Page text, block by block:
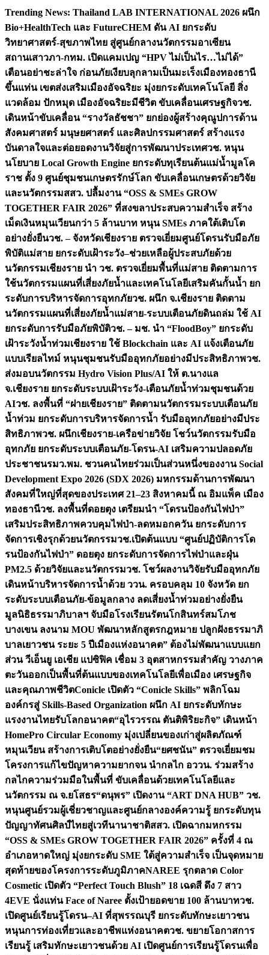
Skip
content
Trending News: Thailand LAB INTERNATIONAL 2026 ผนึก
Bio+HealthTech และ FutureCHEM ดัน AI ยกระดับ
วิทยาศาสตร์-สุขภาพไทย สู่ศูนย์กลางนวัตกรรมอาเซียน
สถานเสาวภา-กทม. เปิดแคมเปญ “HPV ไม่เป็นไร…ไม่ได้”
เตือนอย่าชะล่าใจ ก่อนภัยเงียบลุกลามเป็นมะเร็งเมืองทองธานี
ขึ้นแท่น เขตส่งเสริมเมืองอัจฉริยะ มุ่งยกระดับเทคโนโลยี สิ่ง
แวดล้อม ปักหมุด เมืองอัจฉริยะมีชีวิต ขับเคลื่อนเศรษฐกิจวช.
เดินหน้าขับเคลื่อน “รางวัลธัชชา” ยกย่องผู้สร้างคุณูปการด้าน
สังคมศาสตร์ มนุษยศาสตร์ และศิลปกรรมศาสตร์ สร้างแรง
บันดาลใจและต่อยอดงานวิจัยสู่การพัฒนาประเทศวช. หนุน
นโยบาย Local Growth Engine ยกระดับทุเรียนต้นแม่น้ำมูลโค
ราช ตั้ง 9 ศูนย์ชุมชนเกษตรรักษ์โลก ขับเคลื่อนเกษตรด้วยวิจัย
และนวัตกรรมสสว. ปลื้มงาน “OSS & SMEs GROW
TOGETHER FAIR 2026” ที่สงขลาประสบความสำเร็จ สร้าง
เม็ดเงินหมุนเวียนกว่า 5 ล้านบาท หนุน SMEs ภาคใต้เติบโต
อย่างยั่งยืนวช. – จังหวัดเชียงราย ตรวจเยี่ยมศูนย์โดรนรับมือภัย
พิบัติแม่สาย ยกระดับเฝ้าระวัง–ช่วยเหลือผู้ประสบภัยด้วย
นวัตกรรมเชียงราย นำ วช. ตรวจเยี่ยมพื้นที่แม่สาย ติดตามการ
ใช้นวัตกรรมแผนที่เสี่ยงภัยน้ำและเทคโนโลยีเสริมคันกั้นน้ำ ยก
ระดับการบริหารจัดการอุทกภัยวช. ผนึก จ.เชียงราย ติดตาม
นวัตกรรมแผนที่เสี่ยงภัยน้ำแม่สาย-ระบบเตือนภัยดินถล่ม ใช้ AI
ยกระดับการรับมือภัยพิบัติวช. – มช. นำ “FloodBoy” ยกระดับ
เฝ้าระวังน้ำท่วมเชียงราย ใช้ Blockchain และ AI แจ้งเตือนภัย
แบบเรียลไทม์ หนุนชุมชนรับมืออุทกภัยอย่างมีประสิทธิภาพวช.
ส่งมอบนวัตกรรม Hydro Vision Plus/AI ให้ ต.นางแล
จ.เชียงราย ยกระดับระบบเฝ้าระวัง-เตือนภัยน้ำท่วมชุมชนด้วย
AIวช. ลงพื้นที่ “ฝายเชียงราย” ติดตามนวัตกรรมระบบเตือนภัย
น้ำท่วม ยกระดับการบริหารจัดการน้ำ รับมืออุทกภัยอย่างมีประ
สิทธิภาพวช. ผนึกเชียงราย-เครือข่ายวิจัย โชว์นวัตกรรมรับมือ
อุทกภัย ยกระดับระบบเตือนภัย-โดรน-AI เสริมความปลอดภัย
ประชาชนรมว.พม. ชวนคนไทยร่วมเป็นส่วนหนึ่งของงาน Social
Development Expo 2026 (SDX 2026) มหกรรมด้านการพัฒนา
สังคมที่ใหญ่ที่สุดของประเทศ 21–23 สิงหาคมนี้ ณ อิมแพ็ค เมือง
ทองธานีวช. ลงพื้นที่ดอยตุง เตรียมนำ “โดรนป้องกันไฟป่า”
เสริมประสิทธิภาพควบคุมไฟป่า-ลดหมอกควัน ยกระดับการ
จัดการเชิงรุกด้วยนวัตกรรมวช.เปิดต้นแบบ “ศูนย์ปฏิบัติการโด
รนป้องกันไฟป่า” ดอยตุง ยกระดับการจัดการไฟป่าและฝุ่น
PM2.5 ด้วยวิจัยและนวัตกรรมวช. โชว์ผลงานวิจัยรับมืออุทกภัย
เดินหน้าบริหารจัดการน้ำด้วย ววน. ครอบคลุม 10 จังหวัด ยก
ระดับระบบเตือนภัย-ข้อมูลกลาง ลดเสี่ยงน้ำท่วมอย่างยั่งยืน
มูลนิธิธรรมาภิบาลฯ จับมือโรงเรียนรัตนโกสินทร์สมโภช
บางเขน ลงนาม MOU พัฒนาหลักสูตรกฎหมาย ปลูกฝังธรรมาภิ
บาลเยาวชน ระยะ 5 ปีเมืองแห่งอนาคต” ต้องไม่พัฒนาแบบแยก
ส่วน วีเอ็นยู เอเชีย แปซิฟิค เชื่อม 3 อุตสาหกรรมสำคัญ วางภาค
ตะวันออกเป็นพื้นที่ต้นแบบของเทคโนโลยีเพื่อเมือง เศรษฐกิจ
และคุณภาพชีวิตConicle เปิดตัว “Conicle Skills” พลิกโฉม
องค์กรสู่ Skills-Based Organization ผนึก AI ยกระดับทักษะ
แรงงานไทยรับโลกอนาคต“อุไรวรรณ ตันติพิริยะกิจ” เดินหน้า
HomePro Circular Economy มุ่งเปลี่ยนของเก่าสู่ผลิตภัณฑ์
หมุนเวียน สร้างการเติบโตอย่างยั่งยืน“ยศชนัน” ตรวจเยี่ยมชม
โครงการแก้ไขปัญหาความยากจน นำกลไก อววน. ร่วมสร้าง
กลไกความร่วมมือในพื้นที่ ขับเคลื่อนด้วยเทคโนโลยีและ
นวัตกรรม ณ จ.ยโสธร“ดนุพร” เปิดงาน “ART DNA HUB” วช.
หนุนศูนย์รวมผู้เชี่ยวชาญและศูนย์กลางองค์ความรู้ ยกระดับทุน
ปัญญาทัศนศิลป์ไทยสู่เวทีนานาชาติสสว. เปิดฉากมหกรรม
“OSS & SMEs GROW TOGETHER FAIR 2026” ครั้งที่ 4 ณ
อำเภอหาดใหญ่ มุ่งยกระดับ SME ใต้สู่ความสำเร็จ เป็นจุดหมาย
สุดท้ายของโครงการระดับภูมิภาคNAREE รุกตลาด Color
Cosmetic เปิดตัว “Perfect Touch Blush” 18 เฉดสี ดึง 7 สาว
4EVE นั่งแท่น Face of Naree ตั้งเป้ายอดขาย 100 ล้านบาทวช.
เปิดศูนย์เรียนรู้โดรน–AI ที่สุพรรณบุรี ยกระดับทักษะเยาวชน
หนุนการท่องเที่ยวและอาชีพแห่งอนาคตวช. ขยายโอกาสการ
เรียนรู้ เสริมทักษะเยาวชนด้วย AI เปิดศูนย์การเรียนรู้โดรนเพื่อ